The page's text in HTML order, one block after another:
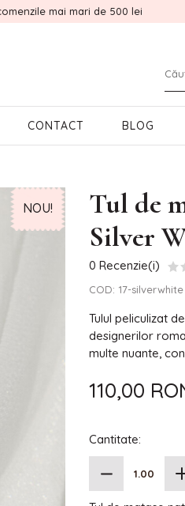
mai mari de 500 lei
CONTACT BLOG
NOU!
Tul de
Silver
0 Recenzie(i)
COD: 17-silverwhite
Tulul peliculizat
designerilor
multe nuante,
110,00
Cantitate: